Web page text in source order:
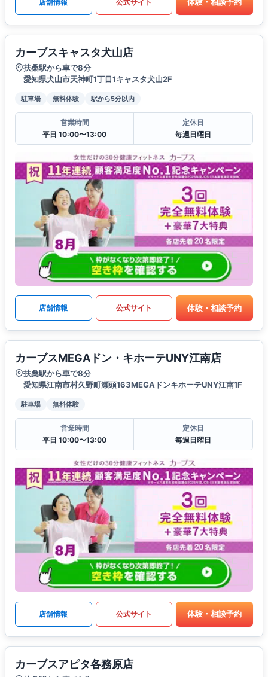
店舗情報 公式サイト 体験・相談予約
カーブスキャスタ犬山店
扶桑駅から車で8分
愛知県犬山市天神町1丁目1キャスタ犬山2F
駐車場 無料体験 駅から5分以内
営業時間
平日 10:00〜13:00
定休日
毎週日曜日
店舗情報 公式サイト 体験・相談予約
カーブスMEGAドン・キホーテUNY江南店
扶桑駅から車で8分
愛知県江南市村久野町瀬頭163MEGAドンキホーテUNY江南1F
駐車場 無料体験
営業時間
平日 10:00〜13:00
定休日
毎週日曜日
店舗情報 公式サイト 体験・相談予約
カーブスアピタ各務原店